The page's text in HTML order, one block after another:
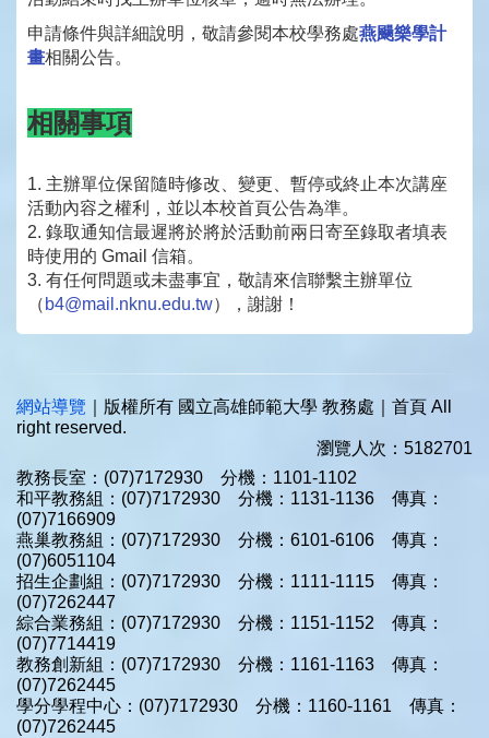
申請條件與詳細說明，敬請參閱本校學務處燕颺樂學計
畫相關公告。
相關事項
1. 主辦單位保留隨時修改、變更、 暫停或終止本次講座
活動內容之權利，並以本校首頁公告為準。
2. 錄取通知信最遲將於將於活動前兩日寄至錄取者填表
時使用的 Gmail 信箱。
3. 有任何問題或未盡事宜，敬請來信聯繫主辦單位
（ b4@mail.nknu.edu.tw），謝謝！
網站導覽 ｜版權所有 國立高雄師範大學 教務處｜首頁 All
right reserved.
瀏覽人次：5182701
教務長室：(07)7172930 分機：1101-1102
和平教務組：(07)7172930 分機：1131-1136 傳真：
(07)7166909
燕巢教務組：(07)7172930 分機：6101-6106 傳真：
(07)6051104
招生企劃組：(07)7172930 分機：1111-1115 傳真：
(07)7262447
綜合業務組：(07)7172930 分機：1151-1152 傳真：
(07)7714419
教務創新組：(07)7172930 分機：1161-1163 傳真：
(07)7262445
學分學程中心：(07)7172930 分機：1160-1161 傳真：
(07)7262445